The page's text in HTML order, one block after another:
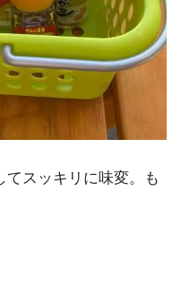
スッキリに味変。も